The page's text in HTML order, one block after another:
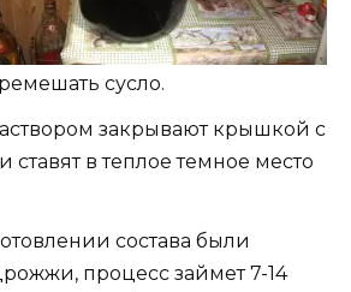
сусло.
закрывают крышкой с
ставят в теплое темное место
состава были
процесс займет 7-14